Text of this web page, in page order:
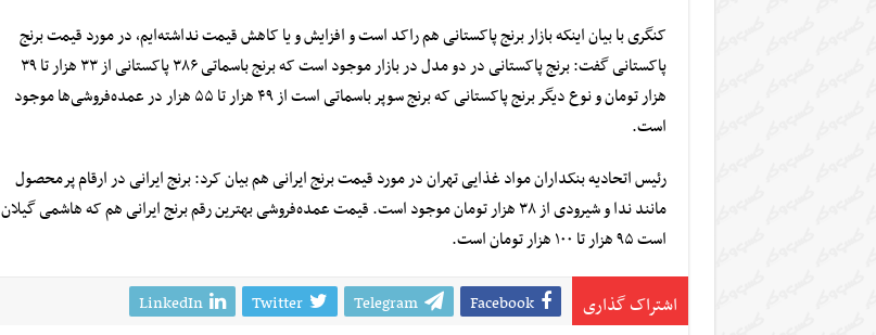
کنگری با بیان اینکه بازار برنج پاکستانی هم راکد است و افزایش و یا کاهش قیمت نداشته‌ایم، در مورد قیمت برنج
پاکستانی گفت: برنج پاکستانی در دو مدل در بازار موجود است که برنج باسماتی ۳۸۶ پاکستانی از ۳۳ هزار تا ۳۹
هزار تومان و نوع دیگر برنج پاکستانی که برنج سوپر باسماتی است از ۴۹ هزار تا ۵۵ هزار در عمده‌فروشی‌ها موجود
است.
رئیس اتحادیه بنکداران مواد غذایی تهران در مورد قیمت برنج ایرانی هم بیان کرد: برنج ایرانی در ارقام پرمحصول
مانند ندا و شیرودی از ۳۸ هزار تومان موجود است. قیمت عمده‌فروشی بهترین رقم برنج ایرانی هم که هاشمی گیلان
است ۹۵ هزار تا ۱۰۰ هزار تومان است.
اشتراک گذاری Facebook
Telegram
Twitter
LinkedIn